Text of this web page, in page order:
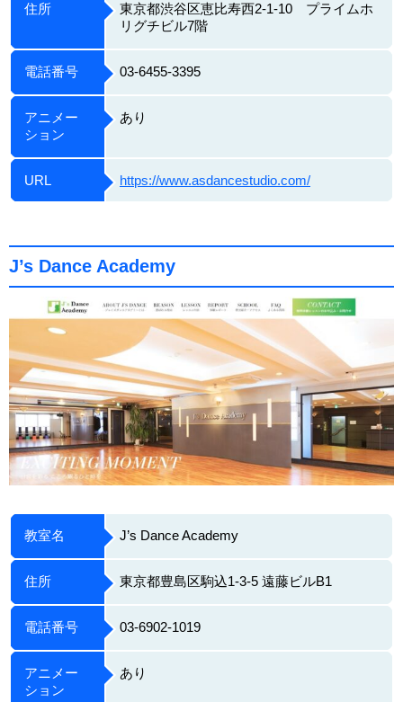
住所
東京都渋谷区恵比寿西2-1-10 プライムホ
リグチビル7階
電話番号 03-6455-3395
アニメー
ション
あり
URL https://www.asdancestudio.com/
J’s Dance Academy
教室名 J’s Dance Academy
住所 東京都豊島区駒込1-3-5 遠藤ビルB1
電話番号 03-6902-1019
アニメー
ション
あり